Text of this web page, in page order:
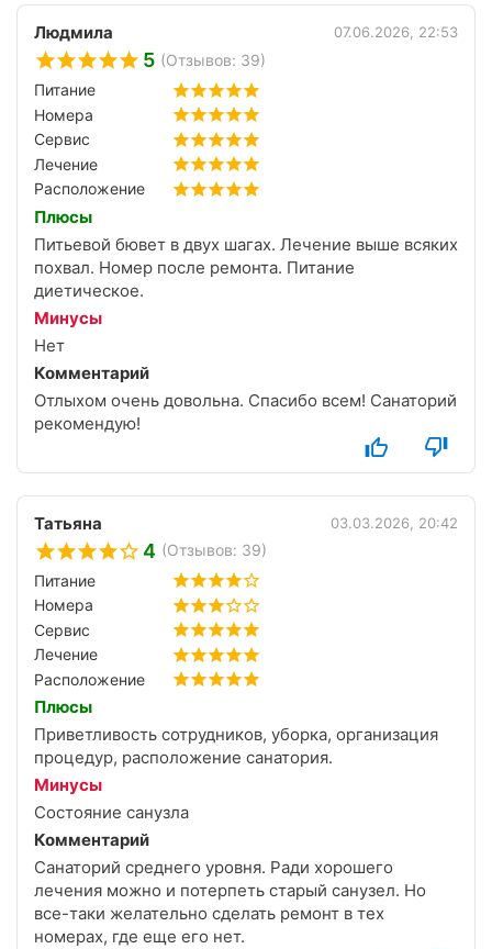
Людмила 07.06.2026, 22:53
5 (Отзывов: 39)
Питание
Номера
Сервис
Лечение
Расположение
Плюсы
Питьевой бювет в двух шагах. Лечение выше всяких
похвал. Номер после ремонта. Питание
диетическое.
Минусы
Нет
Комментарий
Отлыхом очень довольна. Спасибо всем! Санаторий
рекомендую!
Татьяна 03.03.2026, 20:42
4 (Отзывов: 39)
Питание
Номера
Сервис
Лечение
Расположение
Плюсы
Приветливость сотрудников, уборка, организация
процедур, расположение санатория.
Минусы
Состояние санузла
Комментарий
Санаторий среднего уровня. Ради хорошего
лечения можно и потерпеть старый санузел. Но
все-таки желательно сделать ремонт в тех
номерах, где еще его нет.